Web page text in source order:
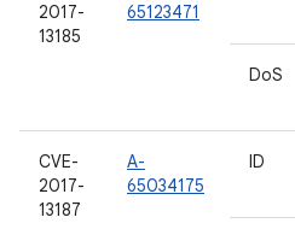
2017-
13185
65123471
DoS
CVE-
2017-
13187
A-
65034175
ID